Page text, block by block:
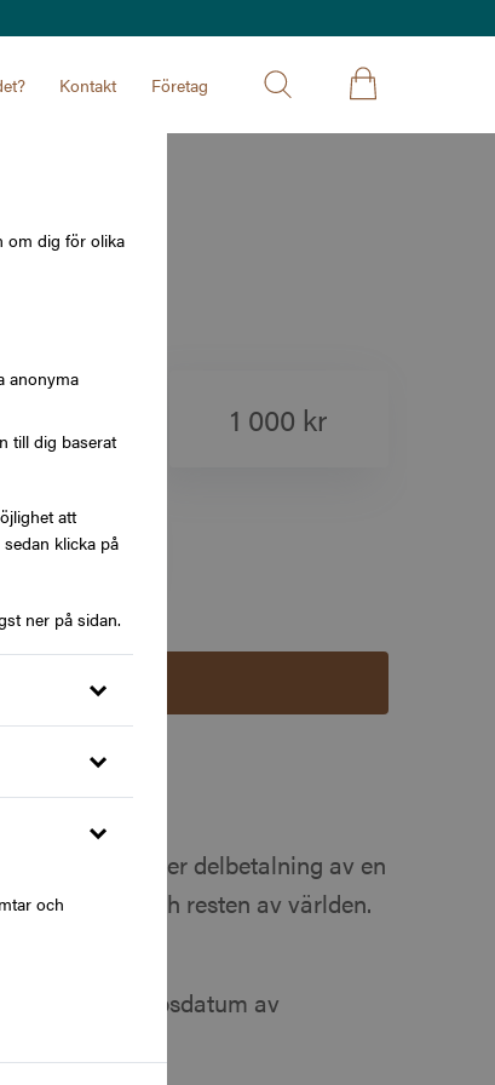
om dig för olika
anonyma
till dig baserat
att
klicka på
ner på sidan.
och
Kontakt Företag
1 000 kr
000 kr
i varukorg
betalning eller delbetalning av en
i Sverige och resten av världen.
3 år från inköpsdatum av